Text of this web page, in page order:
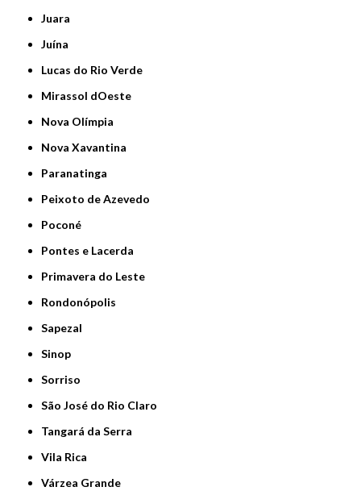
Juara
Juína
Lucas do Rio Verde
Mirassol dOeste
Nova Olímpia
Nova Xavantina
Paranatinga
Peixoto de Azevedo
Poconé
Pontes e Lacerda
Primavera do Leste
Rondonópolis
Sapezal
Sinop
Sorriso
São José do Rio Claro
Tangará da Serra
Vila Rica
Várzea Grande